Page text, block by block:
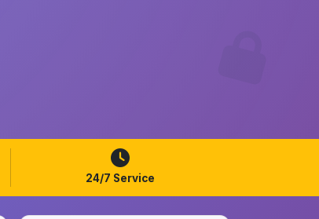
24/7 Service